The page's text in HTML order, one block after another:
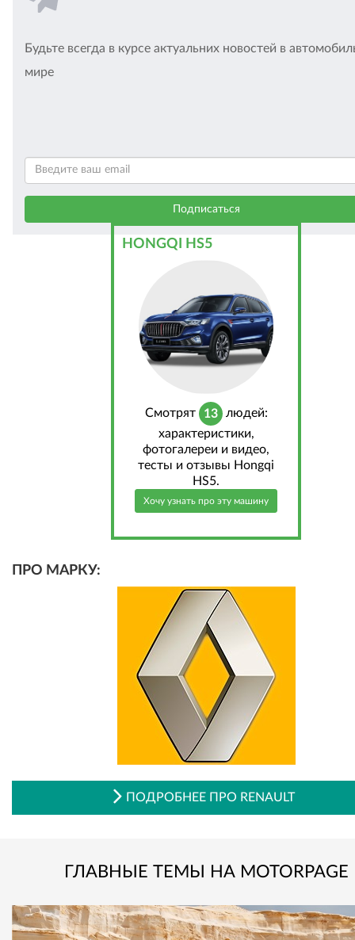
Будьте всегда в курсе актуальних новостей в
мире
HONGQI HS5
Cмотрят 13 людей:
характеристики,
фотогалереи и видео,
тесты и отзывы Hongqi
HS5.
Хочу узнать про эту машину
ПРО МАРКУ:
ПОДРОБНЕЕ ПРО RENAULT
ГЛАВНЫЕ ТЕМЫ НА MOTORPAGE